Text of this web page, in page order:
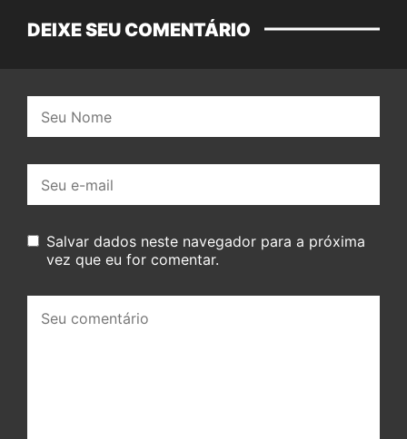
DEIXE SEU COMENTÁRIO
mail:
Salvar dados neste navegador para a próxima
vez que eu for comentar.
comentário: